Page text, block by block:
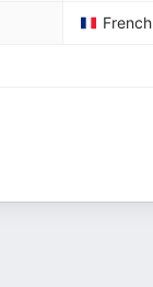
French